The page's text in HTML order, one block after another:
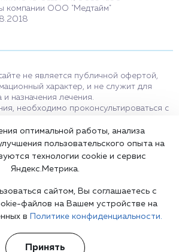
компании ООО "Медтайм"
не является публичной офертой,
характер, и не служит для
и назначения лечения.
необходимо проконсультироваться с
носят исключительно
и не являются медицинскими
соглашаетесь на использование cookies.
Карта сайта
Клиника доктора Шурова
оптимальной работы, анализа
пользовательского опыта на
технологии cookie и сервис
Яндекс.Метрика.
сайтом, Вы соглашаетесь с
файлов на Вашем устройстве на
в
Политике конфиденциальности.
Принять